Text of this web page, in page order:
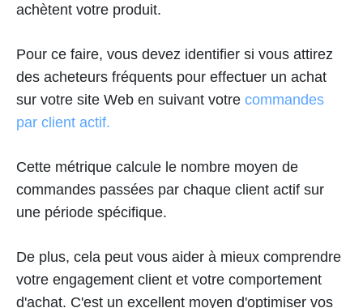
achètent votre produit.
Pour ce faire, vous devez identifier si vous attirez
des acheteurs fréquents pour effectuer un achat
sur votre site Web en suivant votre commandes
par client actif.
Cette métrique calcule le nombre moyen de
commandes passées par chaque client actif sur
une période spécifique.
De plus, cela peut vous aider à mieux comprendre
votre engagement client et votre comportement
d'achat. C'est un excellent moyen d'optimiser vos